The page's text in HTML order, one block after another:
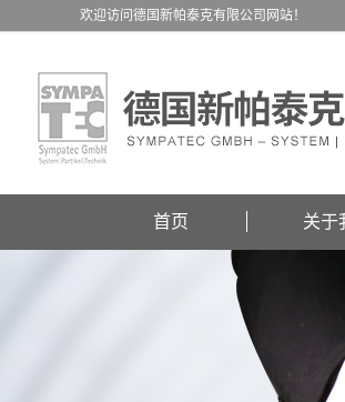
欢迎访问德国新帕泰克有限公司网站！
首页 关于